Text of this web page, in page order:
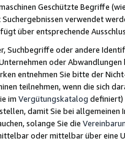
Geschützte Begriffe
verwendet
über entsprechende
Suchbegriffe oder andere
oder
entnehmen Sie bitte der
teilnehmen, wenn die sich
im Vergütungskatalog definiert)
damit Sie bei
solange Sie die
oder mittelbar über eine